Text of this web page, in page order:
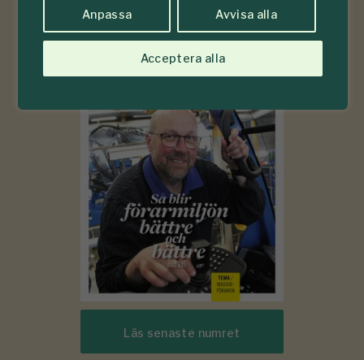
Anpassa Avvisa alla
Acceptera alla
2026
Läs senaste numret